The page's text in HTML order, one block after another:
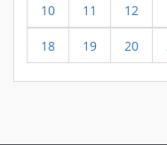
10 11 12
18 19 20